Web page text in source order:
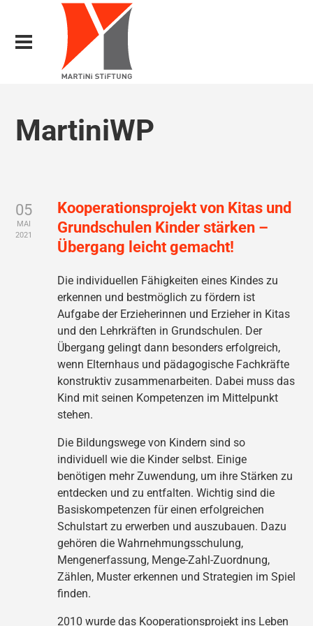
MartiniWP
05
MAI
2021
Kooperationsprojekt von Kitas und
Grundschulen Kinder stärken –
Übergang leicht gemacht!
Die individuellen Fähigkeiten eines Kindes zu
erkennen und bestmöglich zu fördern ist
Aufgabe der Erzieherinnen und Erzieher in Kitas
und den Lehrkräften in Grundschulen. Der
Übergang gelingt dann besonders erfolgreich,
wenn Elternhaus und pädagogische Fachkräfte
konstruktiv zusammenarbeiten. Dabei muss das
Kind mit seinen Kompetenzen im Mittelpunkt
stehen.
Die Bildungswege von Kindern sind so
individuell wie die Kinder selbst. Einige
benötigen mehr Zuwendung, um ihre Stärken zu
entdecken und zu entfalten. Wichtig sind die
Basiskompetenzen für einen erfolgreichen
Schulstart zu erwerben und auszubauen. Dazu
gehören die Wahrnehmungsschulung,
Mengenerfassung, Menge-Zahl-Zuordnung,
Zählen, Muster erkennen und Strategien im Spiel
finden.
2010 wurde das Kooperationsprojekt ins Leben